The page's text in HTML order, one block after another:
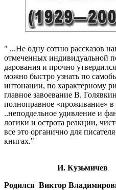
" ...Не одну сотню рассказов
отмеченных индивидуальной
дарования и прочно
можно быстро узнать по
интонации, по характерному
главное завоевание В.
полноправное «проживание» в
..неподдельное удивление и
логики и острота реакции,
все это органично для
книгах."
И. Кузьмичев
Родился Виктор